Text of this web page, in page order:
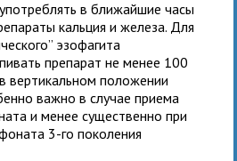
в ближайшие часы
кальция и железа. Для
эзофагита
препарат не менее 100
вертикальном положении
важно в случае приема
и менее существенно при
3-го поколения